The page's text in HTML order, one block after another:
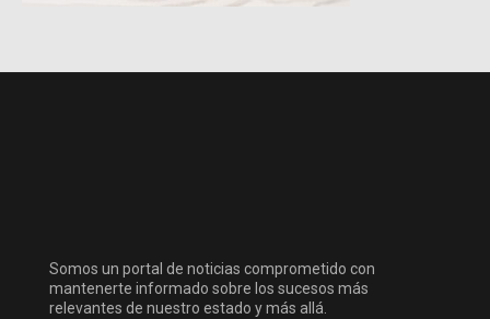
Somos un portal de noticias comprometido con
mantenerte informado sobre los sucesos más
relevantes de nuestro estado y más allá.